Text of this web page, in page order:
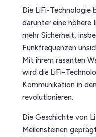
Die LiFi-Technologie
darunter eine höhere
mehr Sicherheit,
Funkfrequenzen
Mit ihrem rasanten
wird die LiFi-
Kommunikation in
revolutionieren.
Die Geschichte von
Meilensteinen